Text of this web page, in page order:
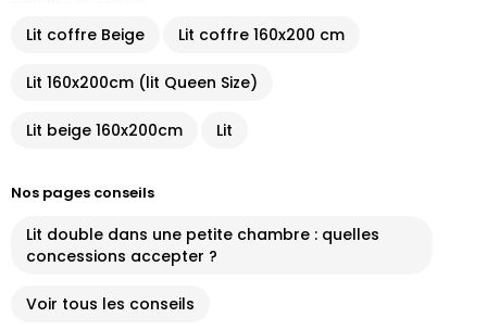
Lit coffre Beige Lit coffre 160x200 cm
Lit 160x200cm (lit Queen Size)
Lit beige 160x200cm Lit
Nos pages conseils
Lit double dans une petite chambre : quelles
concessions accepter ?
Voir tous les conseils